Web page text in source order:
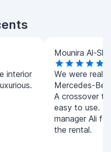
interior
Mounira Al-
We were
Mercedes-
A crossover
easy to use.
manager Ali
the rental.